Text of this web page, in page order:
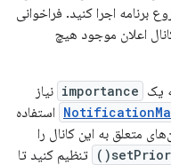
برنامه اجرا کنید. فراخوانی
اعلان موجود هیچ
یک importance نیاز
استفاده
متعلق به این کانال را
تنظیم کنید تا